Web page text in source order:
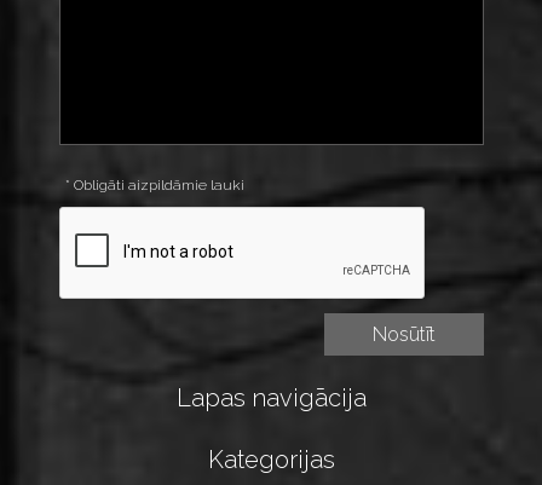
* Obligāti aizpildāmie lauki
Lapas navigācija
Kategorijas